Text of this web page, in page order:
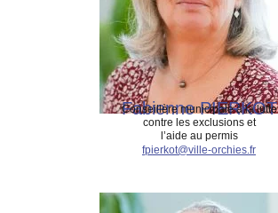
Fabienne PIERKOT
Conseillère municipale à la lutte
contre les exclusions et
l’aide au permis
fpierkot@ville-orchies.fr